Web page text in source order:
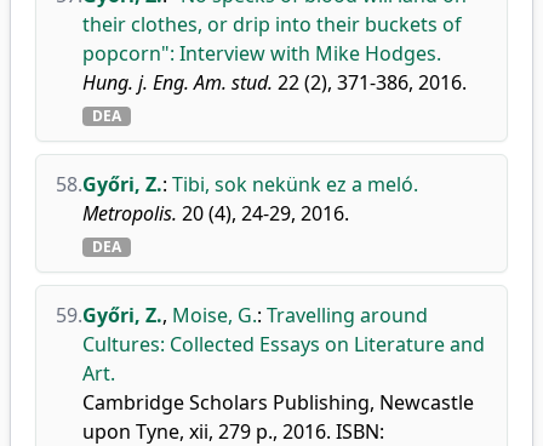
their clothes, or drip into their buckets of
popcorn": Interview with Mike Hodges.
Hung. j. Eng. Am. stud. 22 (2), 371-386, 2016.
DEA
58.Győri, Z.: Tibi, sok nekünk ez a meló.
Metropolis. 20 (4), 24-29, 2016.
DEA
59.Győri, Z., Moise, G.: Travelling around
Cultures: Collected Essays on Literature and
Art.
Cambridge Scholars Publishing, Newcastle
upon Tyne, xii, 279 p., 2016. ISBN: